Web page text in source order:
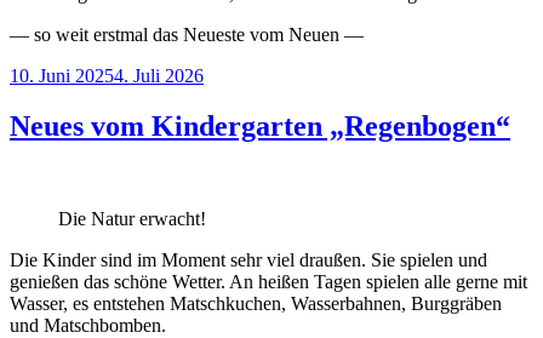
— so weit erstmal das Neueste vom Neuen —
Veröffentlicht
10. Juni 20254. Juli 2026
Neues vom Kindergarten „Regenbogen“
Die Natur erwacht!
Die Kinder sind im Moment sehr viel draußen. Sie spielen und
genießen das schöne Wetter. An heißen Tagen spielen alle gerne mit
Wasser, es entstehen Matschkuchen, Wasserbahnen, Burggräben
und Matschbomben.